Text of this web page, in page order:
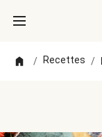
/ Recettes /